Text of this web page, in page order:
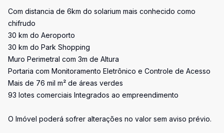
Com distancia de 6km do solarium mais conhecido como
chifrudo
30 km do Aeroporto
30 km do Park Shopping
Muro Perimetral com 3m de Altura
Portaria com Monitoramento Eletrônico e Controle de Acesso
Mais de 76 mil m² de áreas verdes
93 lotes comerciais Integrados ao empreendimento
O Imóvel poderá sofrer alterações no valor sem aviso prévio.